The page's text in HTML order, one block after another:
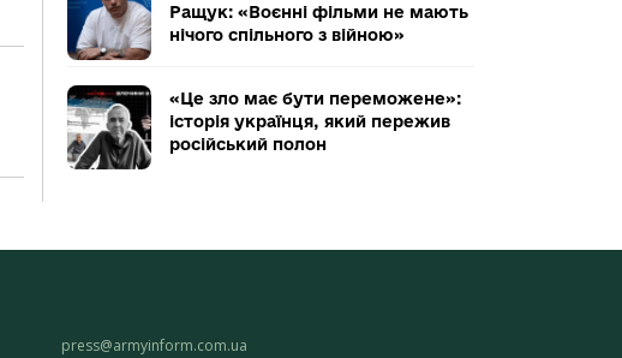
Ращук: «Воєнні фільми не мають
нічого спільного з війною»
«Це зло має бути переможене»:
історія українця, який пережив
російський полон
press@armyinform.com.ua